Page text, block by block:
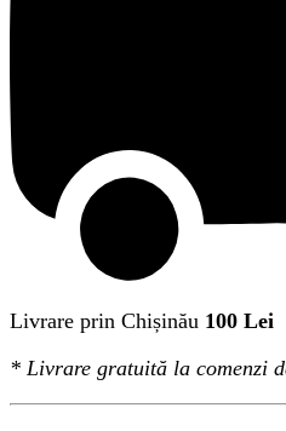
Livrare prin Chișinău 100 Lei
* Livrare gratuită la comenzi